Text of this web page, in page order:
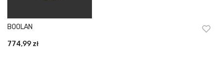
BOOLAN
774,99 zł